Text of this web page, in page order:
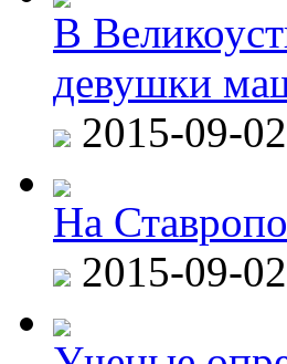
В
девушки
2015-09-
На
2015-09-